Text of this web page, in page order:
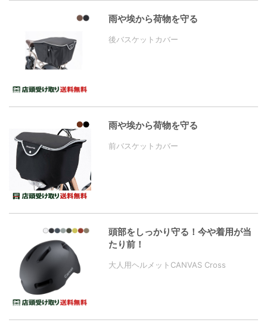
雨や埃から荷物を守る
後バスケットカバー
雨や埃から荷物を守る
前バスケットカバー
頭部をしっかり守る！今や着用が当
たり前！
大人用ヘルメットCANVAS Cross